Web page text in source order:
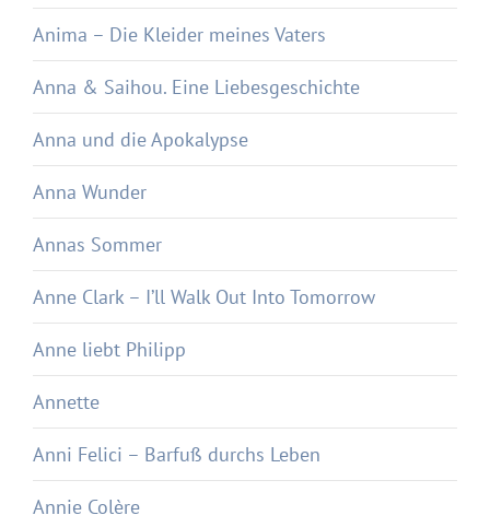
Anima – Die Kleider meines Vaters
Anna & Saihou. Eine Liebesgeschichte
Anna und die Apokalypse
Anna Wunder
Annas Sommer
Anne Clark – I’ll Walk Out Into Tomorrow
Anne liebt Philipp
Annette
Anni Felici – Barfuß durchs Leben
Annie Colère